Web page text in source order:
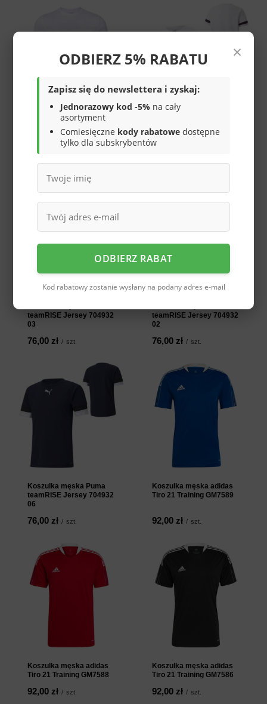
Koszulka męska Adidas
bawełna M BB T GD3844
94,00 zł / szt.
Koszulka męska Puma
teamRISE Jersey 704932
04
67,00 zł / szt.
teamRISE Jersey 704932
03
76,00 zł / szt.
teamRISE Jersey 704932
02
76,00 zł / szt.
Koszulka męska Puma
teamRISE Jersey 704932
06
76,00 zł / szt.
Koszulka męska adidas
Tiro 21 Training GM7589
92,00 zł / szt.
Koszulka męska adidas
Tiro 21 Training GM7588
92,00 zł / szt.
Koszulka męska adidas
Tiro 21 Training GM7586
92,00 zł / szt.
×
ODBIERZ 5% RABATU
Zapisz się do newslettera i zyskaj:
Jednorazowy kod -5% na cały
asortyment
Comiesięczne kody rabatowe dostępne
tylko dla subskrybentów
ODBIERZ RABAT
Kod rabatowy zostanie wysłany na podany adres e-mail